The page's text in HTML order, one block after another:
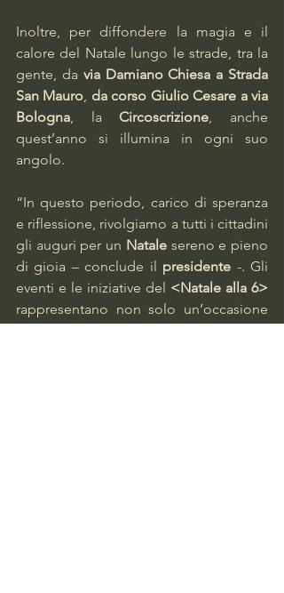
Inoltre, per diffondere la magia e il
calore del Natale lungo le strade, tra la
gente, da via Damiano Chiesa a Strada
San Mauro da corso Giulio Cesare a via
Bologna , la Circoscrizione , anche
quest’anno si illumina in ogni suo
angolo.
“In questo periodo, carico di speranza
e riflessione, rivolgiamo a tutti i cittadini
gli auguri per un Natale sereno e pieno
di gioia – conclude il presidente -. Gli
eventi e le iniziative del
rappresentano non solo un’occasione